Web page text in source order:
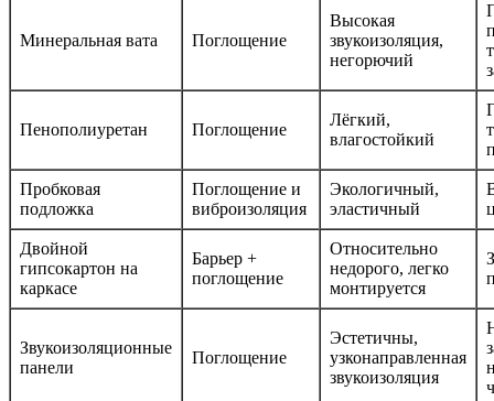
Минеральная вата Поглощение
Высокая
звукоизоляция,
негорючий
Пенополиуретан Поглощение
Лёгкий,
влагостойкий
Пробковая
подложка
Поглощение и
виброизоляция
Экологичный,
эластичный
Двойной
гипсокартон на
каркасе
Барьер +
поглощение
Относительно
недорого, легко
монтируется
Звукоизоляционные
панели
Поглощение
Эстетичны,
узконаправленная
звукоизоляция